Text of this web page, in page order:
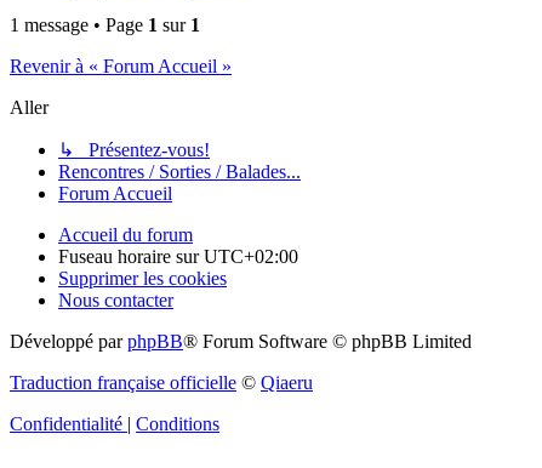
1 message • Page 1 sur 1
Revenir à « Forum Accueil »
Aller
↳ Présentez-vous!
Rencontres / Sorties / Balades...
Forum Accueil
Accueil du forum
Fuseau horaire surUTC+02:00
Supprimer les cookies
Nous contacter
Développé parphpBB® Forum Software © phpBB Limited
Traduction française officielle © Qiaeru
Confidentialité | Conditions